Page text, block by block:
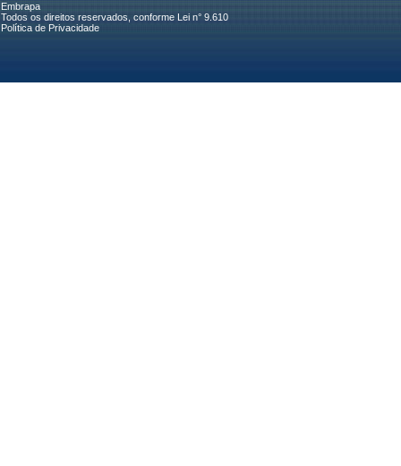
Embrapa
Todos os direitos reservados, conforme Lei n° 9.610
Política de Privacidade